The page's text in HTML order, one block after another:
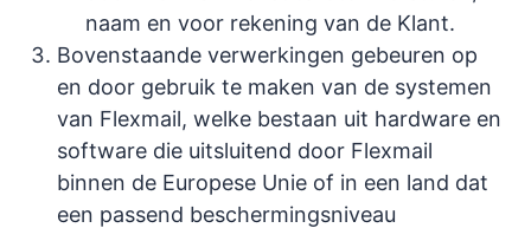
naam en voor rekening van de Klant.
Bovenstaande verwerkingen gebeuren op
en door gebruik te maken van de systemen
van Flexmail, welke bestaan uit hardware en
software die uitsluitend door Flexmail
binnen de Europese Unie of in een land dat
een passend beschermingsniveau